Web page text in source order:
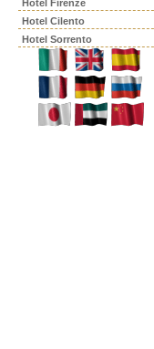
Hotel Firenze
Hotel Cilento
Hotel Sorrento